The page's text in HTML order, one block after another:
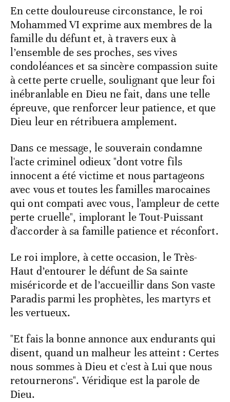
En cette douloureuse circonstance, le roi
Mohammed VI exprime aux membres de la
famille du défunt et, à travers eux à
l’ensemble de ses proches, ses vives
condoléances et sa sincère compassion suite
à cette perte cruelle, soulignant que leur foi
inébranlable en Dieu ne fait, dans une telle
épreuve, que renforcer leur patience, et que
Dieu leur en rétribuera amplement.
Dans ce message, le souverain condamne
l'acte criminel odieux "dont votre fils
innocent a été victime et nous partageons
avec vous et toutes les familles marocaines
qui ont compati avec vous, l'ampleur de cette
perte cruelle", implorant le Tout-Puissant
d'accorder à sa famille patience et réconfort.
Le roi implore, à cette occasion, le Très-
Haut d’entourer le défunt de Sa sainte
miséricorde et de l’accueillir dans Son vaste
Paradis parmi les prophètes, les martyrs et
les vertueux.
"Et fais la bonne annonce aux endurants qui
disent, quand un malheur les atteint : Certes
nous sommes à Dieu et c'est à Lui que nous
retournerons". Véridique est la parole de
Dieu.